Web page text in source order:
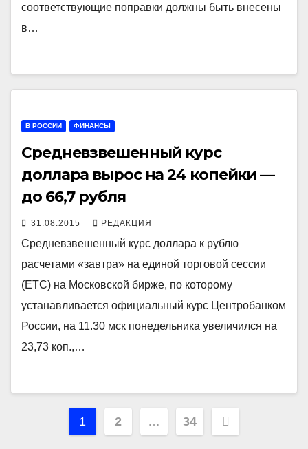
соответствующие поправки должны быть внесены
в…
В РОССИИ ФИНАНСЫ
Средневзвешенный курс
доллара вырос на 24 копейки —
до 66,7 рубля
31.08.2015 РЕДАКЦИЯ
Средневзвешенный курс доллара к рублю
расчетами «завтра» на единой торговой сессии
(ЕТС) на Московской бирже, по которому
устанавливается официальный курс Центробанком
России, на 11.30 мск понедельника увеличился на
23,73 коп.,…
Навигация
1 2 … 34